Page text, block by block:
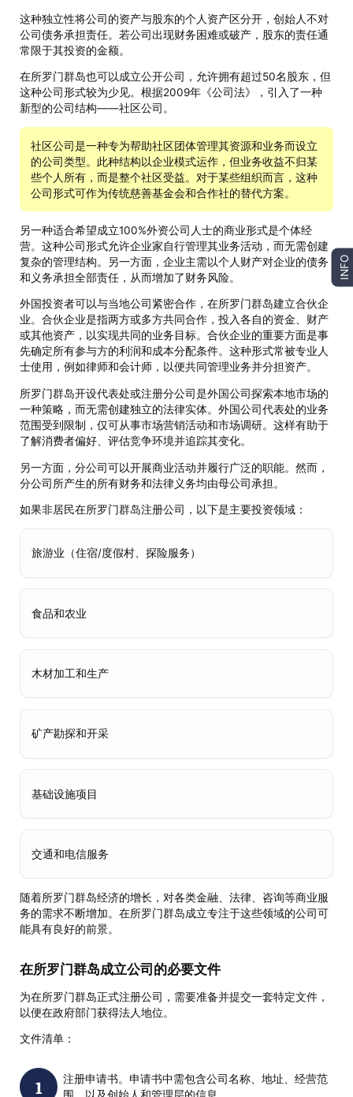
这种独立性将公司的资产与股东的个人资产区分开，创始人不对
公司债务承担责任。若公司出现财务困难或破产，股东的责任通
常限于其投资的金额。
在所罗门群岛也可以成立公开公司，允许拥有超过50名股东，但
这种公司形式较为少见。根据2009年《公司法》，引入了一种
新型的公司结构——社区公司。
社区公司是一种专为帮助社区团体管理其资源和业务而设立
的公司类型。此种结构以企业模式运作，但业务收益不归某
些个人所有，而是整个社区受益。对于某些组织而言，这种
公司形式可作为传统慈善基金会和合作社的替代方案。
另一种适合希望成立100%外资公司人士的商业形式是个体经
营。这种公司形式允许企业家自行管理其业务活动，而无需创建
复杂的管理结构。另一方面，企业主需以个人财产对企业的债务
和义务承担全部责任，从而增加了财务风险。
外国投资者可以与当地公司紧密合作，在所罗门群岛建立合伙企
业。合伙企业是指两方或多方共同合作，投入各自的资金、财产
或其他资产，以实现共同的业务目标。合伙企业的重要方面是事
先确定所有参与方的利润和成本分配条件。这种形式常被专业人
士使用，例如律师和会计师，以便共同管理业务并分担资产。
所罗门群岛开设代表处或注册分公司是外国公司探索本地市场的
一种策略，而无需创建独立的法律实体。外国公司代表处的业务
范围受到限制，仅可从事市场营销活动和市场调研。这样有助于
了解消费者偏好、评估竞争环境并追踪其变化。
另一方面，分公司可以开展商业活动并履行广泛的职能。然而，
分公司所产生的所有财务和法律义务均由母公司承担。
如果非居民在所罗门群岛注册公司，以下是主要投资领域：
旅游业（住宿/度假村、探险服务）
食品和农业
木材加工和生产
矿产勘探和开采
基础设施项目
交通和电信服务
随着所罗门群岛经济的增长，对各类金融、法律、咨询等商业服
务的需求不断增加。在所罗门群岛成立专注于这些领域的公司可
能具有良好的前景。
在所罗门群岛成立公司的必要文件
为在所罗门群岛正式注册公司，需要准备并提交一套特定文件，
以便在政府部门获得法人地位。
文件清单：
注册申请书。申请书中需包含公司名称、地址、经营范
INFO